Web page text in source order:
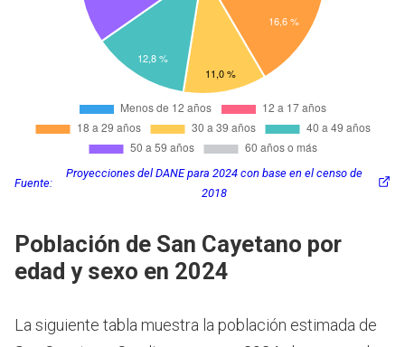
Fuente:
Proyecciones del DANE para 2024 con base en el censo de
2018
Población de San Cayetano por
edad y sexo en 2024
La siguiente tabla muestra la población estimada de